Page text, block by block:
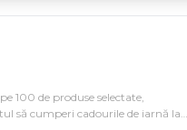
100 de produse selectate,
să cumperi cadourile de iarnă la